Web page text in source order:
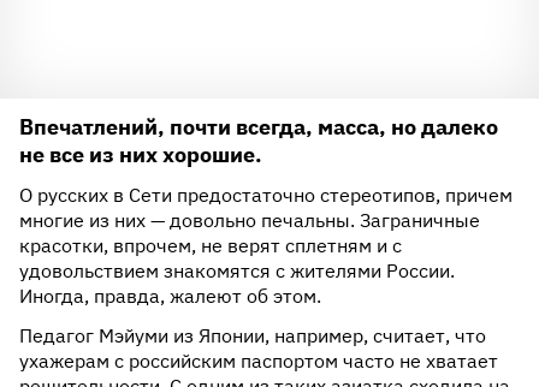
Впечатлений, почти всегда, масса, но далеко
не все из них хорошие.
О русских в Сети предостаточно стереотипов, причем
многие из них — довольно печальны. Заграничные
красотки, впрочем, не верят сплетням и с
удовольствием знакомятся с жителями России.
Иногда, правда, жалеют об этом.
Педагог Мэйуми из Японии, например, считает, что
ухажерам с российским паспортом часто не хватает